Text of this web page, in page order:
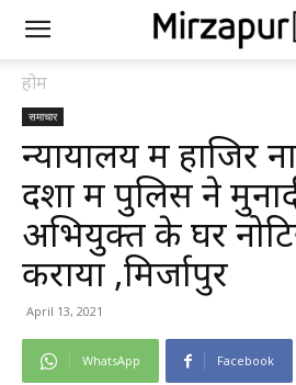
होम
समाचार
न्यायालय में हाजिर
दशा में पुलिस ने
अभियुक्त के घर
कराया ,मिर्जापुर
April 13, 2021
WhatsApp Facebook